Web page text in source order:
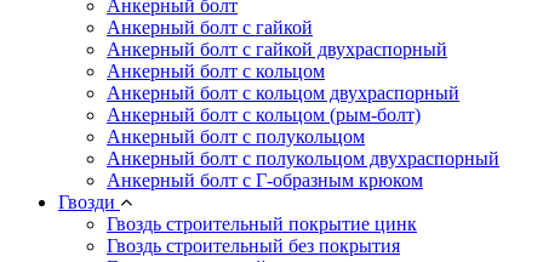
Анкерный болт
Анкерный болт с гайкой
Анкерный болт с гайкой двухраспорный
Анкерный болт с кольцом
Анкерный болт с кольцом двухраспорный
Анкерный болт с кольцом (рым-болт)
Анкерный болт с полукольцом
Анкерный болт с полукольцом двухраспорный
Анкерный болт с Г-образным крюком
Гвозди
Гвоздь строительный покрытие цинк
Гвоздь строительный без покрытия